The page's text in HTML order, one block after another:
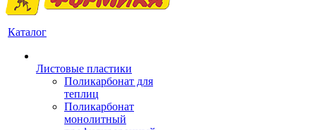
Каталог
Листовые пластики
Поликарбонат для
теплиц
Поликарбонат
монолитный